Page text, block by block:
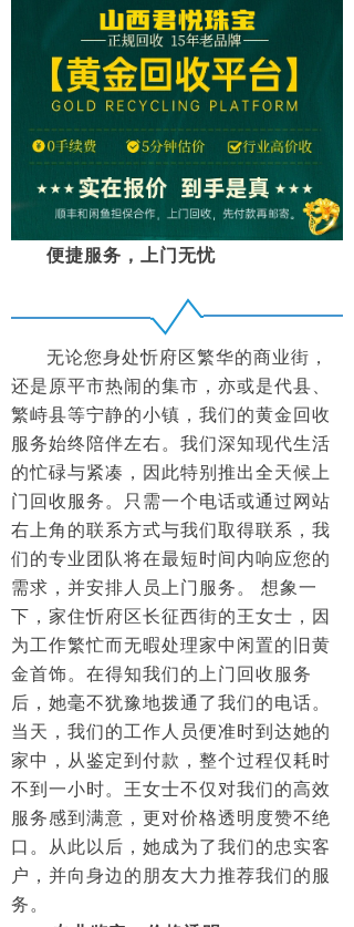
便捷服务，上门无忧
无论您身处忻府区繁华的商业街，
还是原平市热闹的集市，亦或是代县、
繁峙县等宁静的小镇，我们的黄金回收
服务始终陪伴左右。我们深知现代生活
的忙碌与紧凑，因此特别推出全天候上
门回收服务。只需一个电话或通过网站
右上角的联系方式与我们取得联系，我
们的专业团队将在最短时间内响应您的
需求，并安排人员上门服务。 想象一
下，家住忻府区长征西街的王女士，因
为工作繁忙而无暇处理家中闲置的旧黄
金首饰。在得知我们的上门回收服务
后，她毫不犹豫地拨通了我们的电话。
当天，我们的工作人员便准时到达她的
家中，从鉴定到付款，整个过程仅耗时
不到一小时。王女士不仅对我们的高效
服务感到满意，更对价格透明度赞不绝
口。从此以后，她成为了我们的忠实客
户，并向身边的朋友大力推荐我们的服
务。